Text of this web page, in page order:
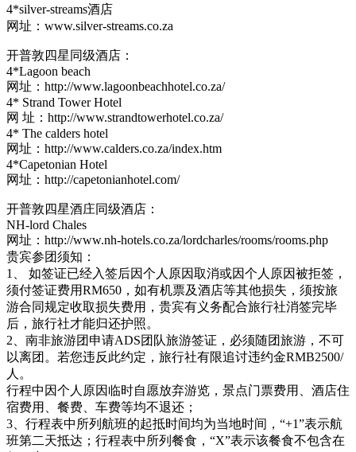
4*silver-streams酒店
网址：www.silver-streams.co.za
开普敦四星同级酒店：
4*Lagoon beach
网址：http://www.lagoonbeachhotel.co.za/
4* Strand Tower Hotel
网 址：http://www.strandtowerhotel.co.za/
4* The calders hotel
网址：http://www.calders.co.za/index.htm
4*Capetonian Hotel
网址：http://capetonianhotel.com/
开普敦四星酒庄同级酒店：
NH-lord Chales
网址：http://www.nh-hotels.co.za/lordcharles/rooms/rooms.php
贵宾参团须知：
1、 如签证已经入签后因个人原因取消或因个人原因被拒签，
须付签证费用RM650，如有机票及酒店等其他损失，须按旅
游合同规定收取损失费用，贵宾有义务配合旅行社消签完毕
后，旅行社才能归还护照。
2、南非旅游团申请ADS团队旅游签证，必须随团旅游，不可
以离团。若您违反此约定，旅行社有限追讨违约金RMB2500/
人。
行程中因个人原因临时自愿放弃游览，景点门票费用、酒店住
宿费用、餐费、车费等均不退还；
3、行程表中所列航班的起抵时间均为当地时间，“+1”表示航
班第二天抵达；行程表中所列餐食，“X”表示该餐食不包含在